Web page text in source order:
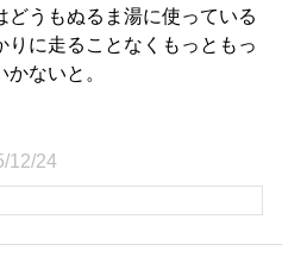
どうもぬるま湯に使っている
りに走ることなくもっともっ
ないと。
12/24